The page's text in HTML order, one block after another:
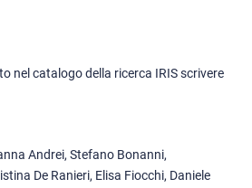
nel catalogo della ricerca IRIS scrivere
Andrei, Stefano Bonanni,
De Ranieri, Elisa Fiocchi, Daniele